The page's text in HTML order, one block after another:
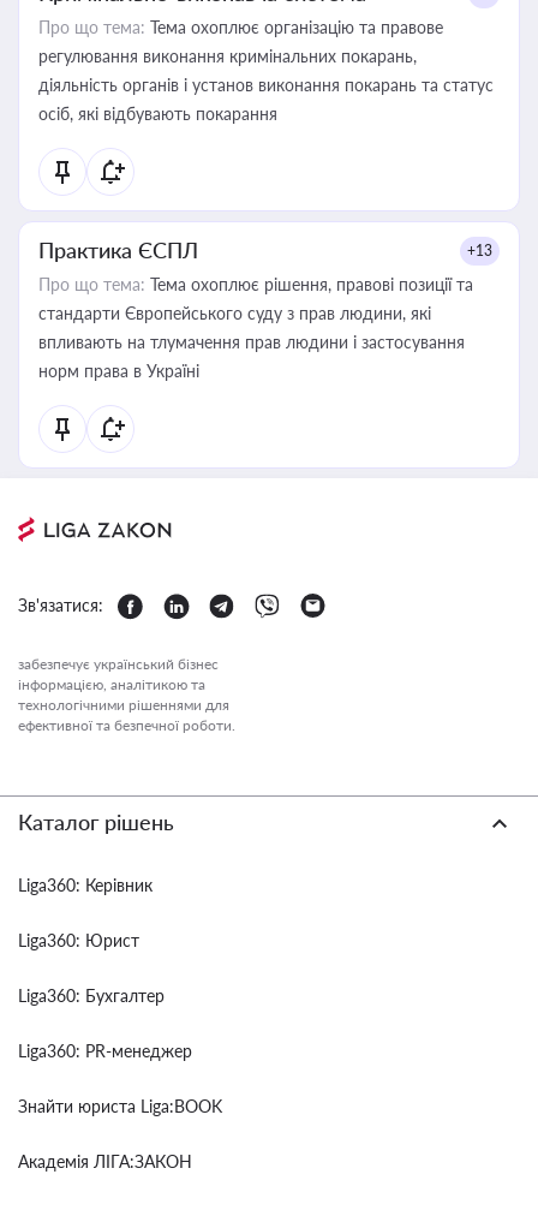
Про що тема: Тема охоплює організацію та правове
регулювання виконання кримінальних покарань,
діяльність органів і установ виконання покарань та статус
осіб, які відбувають покарання
Практика ЄСПЛ +13
Про що тема: Тема охоплює рішення, правові позиції та
стандарти Європейського суду з прав людини, які
впливають на тлумачення прав людини і застосування
норм права в Україні
Зв'язатися:
забезпечує український бізнес
інформацією, аналітикою та
технологічними рішеннями для
ефективної та безпечної роботи.
Каталог рішень
Liga360: Керівник
Liga360: Юрист
Liga360: Бухгалтер
Liga360: PR-менеджер
Знайти юриста Liga:BOOK
Академія ЛІГА:ЗАКОН